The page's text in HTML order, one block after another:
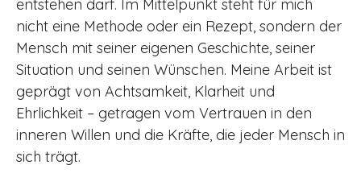
entstehen darf. Im Mittelpunkt steht für mich
nicht eine Methode oder ein Rezept, sondern der
Mensch mit seiner eigenen Geschichte, seiner
Situation und seinen Wünschen. Meine Arbeit ist
geprägt von Achtsamkeit, Klarheit und
Ehrlichkeit – getragen vom Vertrauen in den
inneren Willen und die Kräfte, die jeder Mensch in
sich trägt.